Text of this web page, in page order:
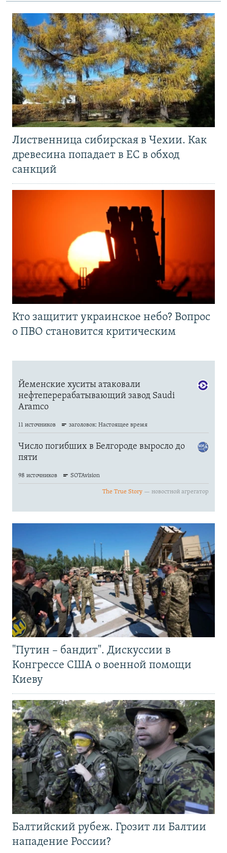
Лиственница сибирская в Чехии. Как
древесина попадает в ЕС в обход
санкций
Кто защитит украинское небо? Вопрос
о ПВО становится критическим
"Путин – бандит". Дискуссии в
Конгрессе США о военной помощи
Киеву
Балтийский рубеж. Грозит ли Балтии
нападение России?